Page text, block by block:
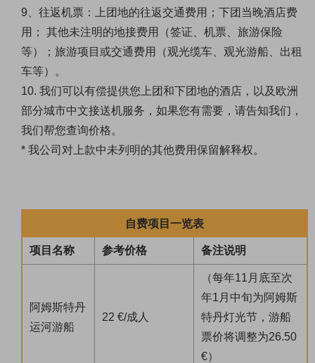
9、往返机票：上团地的往返交通费用；下团当晚酒店费
用； 其他未注明的地接费用（签证、机票、旅游保险
等）；旅游项目或交通费用（观光缆车、观光游船、出租
车等）。
10. 我们可以有偿提供您上团和下团地的酒店，以及 欧洲
部分城市中文接送机服务， 如果您有需要，请告知我们，
我们帮您查询价格。
* 我公司对上款中未列明的其他费用保留解释权。
自费项目一览表
项目名称 参考价格 备注说明
阿姆斯特丹
运河游船
22 €/成人
（每年11月底至次
年1月中旬为阿姆斯
特丹灯光节，游船
票价将调整为26.50
€）